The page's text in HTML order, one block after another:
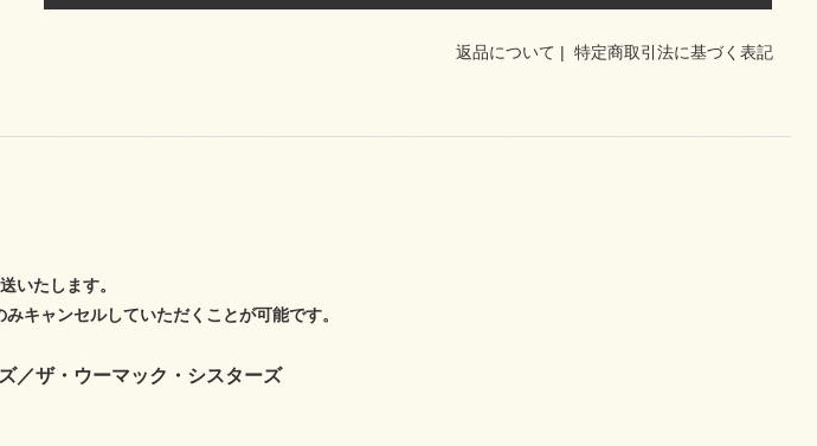
返品について | 特定商取引法に基づく表記
いたします。
キャンセルしていただくことが可能です。
／ザ・ウーマック・シスターズ